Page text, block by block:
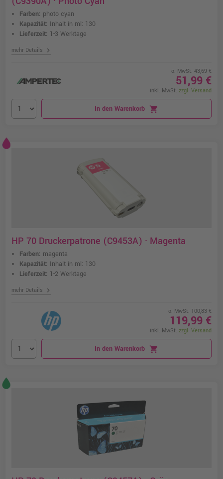
Farben: photo cyan
Kapazität: Inhalt in ml: 130
Lieferzeit: 1-3 Werktage
mehr Details chevron_right
o. MwSt. 43,69 €
51,99 €
inkl. MwSt. zzgl. Versand
In den Warenkorb shopping_cart
HP 70 Druckerpatrone (C9453A) · Magenta
Farben: magenta
Kapazität: Inhalt in ml: 130
Lieferzeit: 1-2 Werktage
mehr Details chevron_right
o. MwSt. 100,83 €
119,99 €
inkl. MwSt. zzgl. Versand
In den Warenkorb shopping_cart